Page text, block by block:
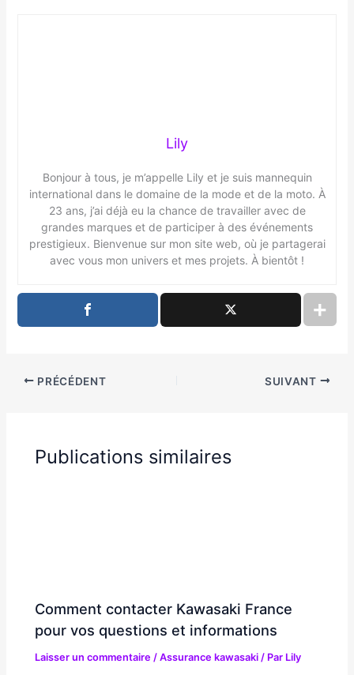
Lily
Bonjour à tous, je m’appelle Lily et je suis mannequin
international dans le domaine de la mode et de la moto. À
23 ans, j’ai déjà eu la chance de travailler avec de
grandes marques et de participer à des événements
prestigieux. Bienvenue sur mon site web, où je partagerai
avec vous mon univers et mes projets. À bientôt !
PRÉCÉDENT SUIVANT
Publications similaires
Comment contacter Kawasaki France
pour vos questions et informations
Laisser un commentaire /Assurance kawasaki / Par Lily